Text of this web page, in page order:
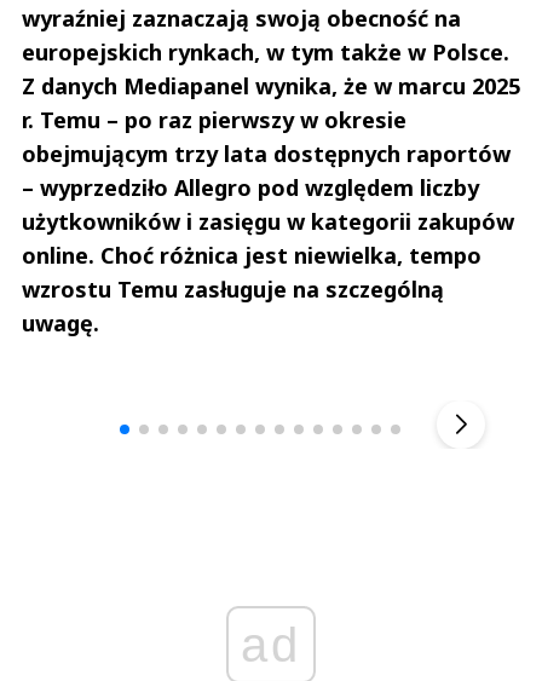
wyraźniej zaznaczają swoją obecność na
europejskich rynkach, w tym także w Polsce.
Z danych Mediapanel wynika, że w marcu 2025
r. Temu – po raz pierwszy w okresie
obejmującym trzy lata dostępnych raportów
– wyprzedziło Allegro pod względem liczby
użytkowników i zasięgu w kategorii zakupów
online. Choć różnica jest niewielka, tempo
wzrostu Temu zasługuje na szczególną
uwagę.
ad